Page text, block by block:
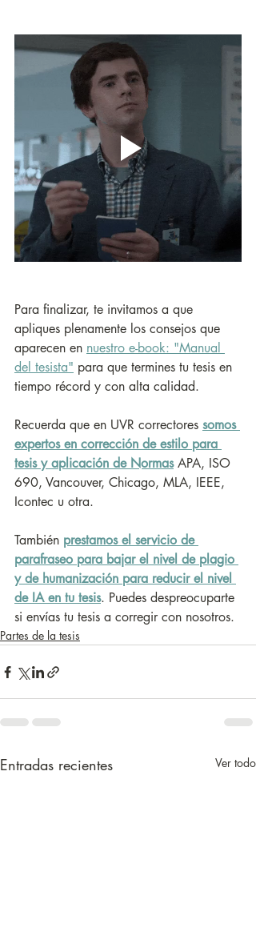
Para finalizar, te invitamos a que
apliques plenamente los consejos que
aparecen en nuestro e-book: "Manual
del tesista" para que termines tu tesis en
tiempo récord y con alta calidad.
Recuerda que en UVR correctores somos
expertos en corrección de estilo para
tesis y aplicación de Normas APA, ISO
690, Vancouver, Chicago, MLA, IEEE,
Icontec u otra.
También prestamos el servicio de
parafraseo para bajar el nivel de plagio
y de humanización para reducir el nivel
de IA en tu tesis. Puedes despreocuparte
si envías tu tesis a corregir con nosotros.
Partes de la tesis
Entradas recientes Ver todo